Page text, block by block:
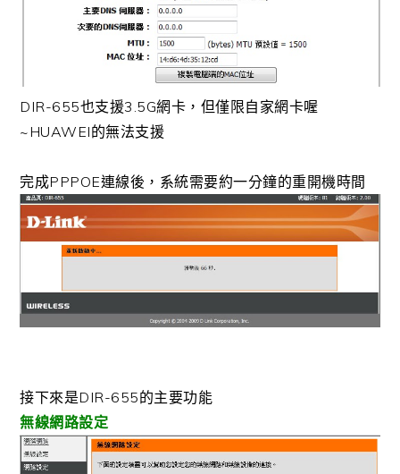
DIR-655也支援3.5G網卡，但僅限自家網卡喔
~HUAWEI的無法支援
完成PPPOE連線後，系統需要約一分鐘的重開機時間
接下來是DIR-655的主要功能
無線網路設定